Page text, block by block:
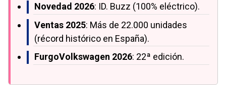
Novedad 2026: ID. Buzz (100% eléctrico).
Ventas 2025: Más de 22.000 unidades
(récord histórico en España).
FurgoVolkswagen 2026: 22ª edición.